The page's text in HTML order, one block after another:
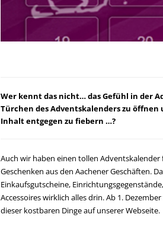
Wer kennt das nicht… das Gefühl in der
Türchen des Adventskalenders zu öffnen
Inhalt entgegen zu fiebern …?
Auch wir haben einen tollen Adventskalender
Geschenken aus den Aachener Geschäften.
Einkaufsgutscheine,
Accessoires wirklich alles drin. Ab 1.
dieser kostbaren Dinge auf unserer Webseite.